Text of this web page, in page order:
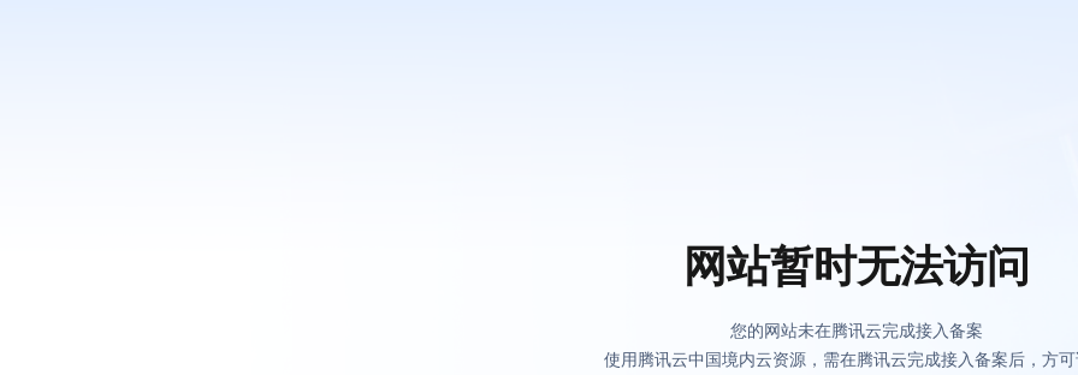
网站暂时无法访问
您的网站未在腾讯云完成接入备案
使用腾讯云中国境内云资源，需在腾讯云完成接入备案后，方